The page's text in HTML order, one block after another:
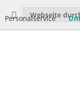
Personalservice